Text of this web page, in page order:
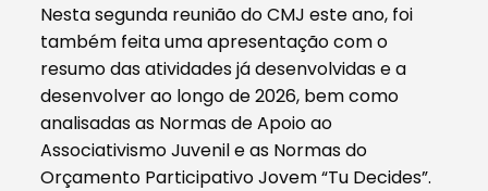
Nesta segunda reunião do CMJ este ano, foi
também feita uma apresentação com o
resumo das atividades já desenvolvidas e a
desenvolver ao longo de 2026, bem como
analisadas as Normas de Apoio ao
Associativismo Juvenil e as Normas do
Orçamento Participativo Jovem “Tu Decides”.